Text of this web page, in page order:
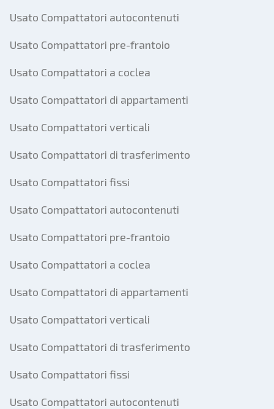
Usato Compattatori autocontenuti
Usato Compattatori pre-frantoio
Usato Compattatori a coclea
Usato Compattatori di appartamenti
Usato Compattatori verticali
Usato Compattatori di trasferimento
Usato Compattatori fissi
Usato Compattatori autocontenuti
Usato Compattatori pre-frantoio
Usato Compattatori a coclea
Usato Compattatori di appartamenti
Usato Compattatori verticali
Usato Compattatori di trasferimento
Usato Compattatori fissi
Usato Compattatori autocontenuti